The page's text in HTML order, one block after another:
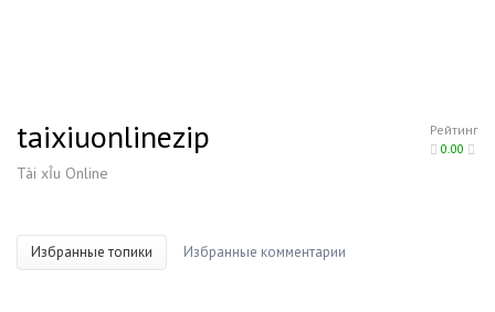
Рейтинг
0.00
taixiuonlinezip
Tài xỉu Online
Избранные топики Избранные комментарии